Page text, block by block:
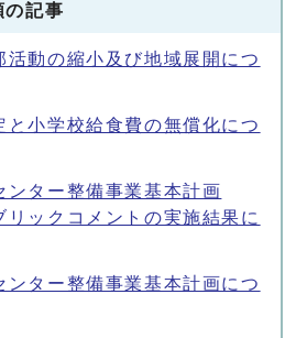
の記事
活動の縮小及び地域展開につ
と小学校給食費の無償化につ
ンター整備事業基本計画
リックコメントの実施結果に
ンター整備事業基本計画につ